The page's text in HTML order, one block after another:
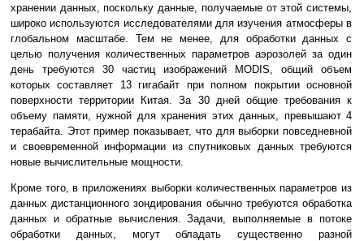
хранении данных, поскольку данные, получаемые от этой системы,
широко используются исследователями для изучения атмосферы в
глобальном масштабе. Тем не менее, для обработки данных с
целью получения количественных параметров аэрозолей за один
день требуются 30 частиц изображений MODIS, общий объем
которых составляет 13 гигабайт при полном покрытии основной
поверхности территории Китая. За 30 дней общие требования к
объему памяти, нужной для хранения этих данных, превышают 4
терабайта. Этот пример показывает, что для выборки повседневной
и своевременной информации из спутниковых данных требуются
новые вычислительные мощности.
Кроме того, в приложениях выборки количественных параметров из
данных дистанционного зондирования обычно требуются обработка
данных и обратные вычисления. Задачи, выполняемые в потоке
обработки данных, могут обладать существенно разной